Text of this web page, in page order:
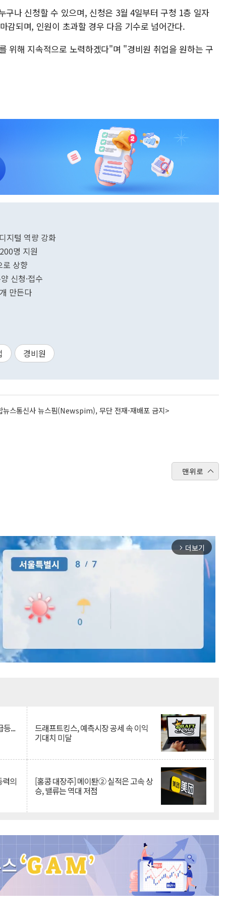
구나 신청할 수 있으며, 신청은 3월 4일부터 구청 1층 일자
감되며, 인원이 초과할 경우 다음 기수로 넘어간다.
위해 지속적으로 노력하겠다"며 "경비원 취업을 원하는 구
지털 역량 강화
명 지원
로 상향
신청·접수
만든다
경비원
뉴스통신사 뉴스핌(Newspim), 무단 전재-재배포 금지>
맨위로
arrow_forward_ios 더보기
등... 드래프트킹스, 예측시장 공세 속 이익
기대치 미달
의 [홍콩 대장주] 메이퇀② 실적은 고속 상
승, 밸류는 역대 저점